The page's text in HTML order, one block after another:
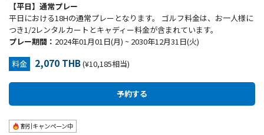
【平日】通常プレー
平日における18Hの通常プレーとなります。 ゴルフ料金は、お一人様に
つき1/2レンタルカートとキャディー料金が含まれています。
プレー期間： 2024年01月01日(月) ~ 2030年12月31日(火)
料金
2,070 THB(¥10,185相当)
割引キャンペーン中